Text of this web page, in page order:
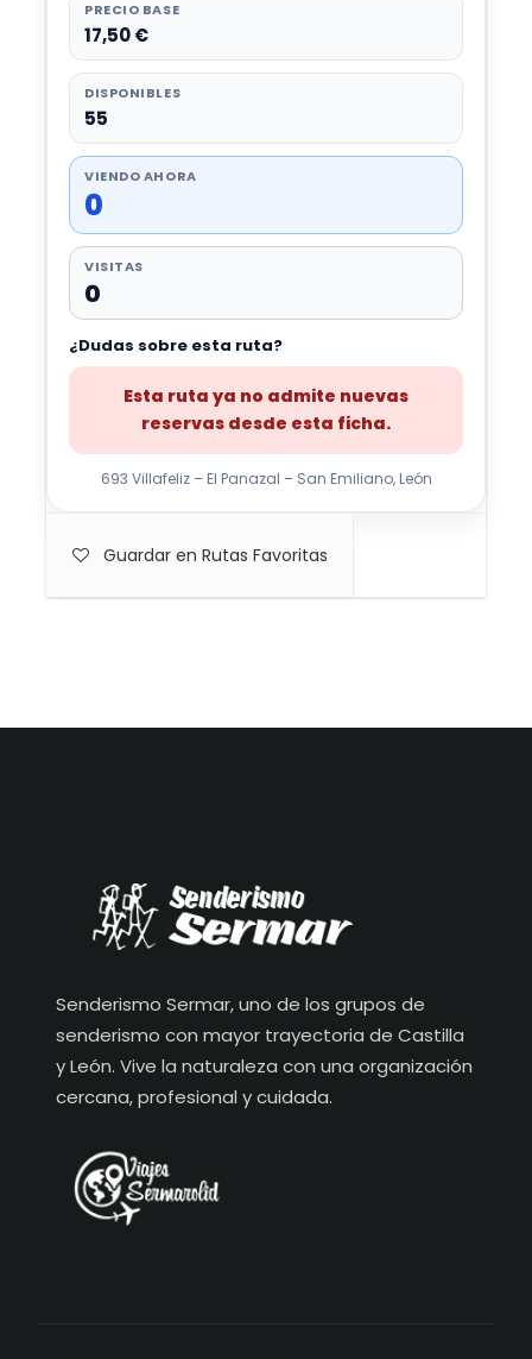
PRECIO BASE
17,50 €
DISPONIBLES
55
VIENDO AHORA
0
VISITAS
0
¿Dudas sobre esta ruta?
Esta ruta ya no admite nuevas
reservas desde esta ficha.
693 Villafeliz – El Panazal – San Emiliano, León
Guardar en Rutas Favoritas
Senderismo Sermar, uno de los grupos de
senderismo con mayor trayectoria de Castilla
y León. Vive la naturaleza con una organización
cercana, profesional y cuidada.